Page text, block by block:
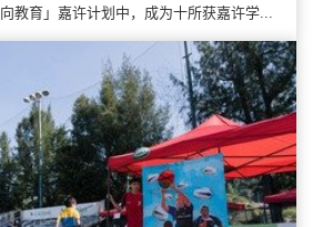
教育」嘉许计划中，成为十所获嘉许学...